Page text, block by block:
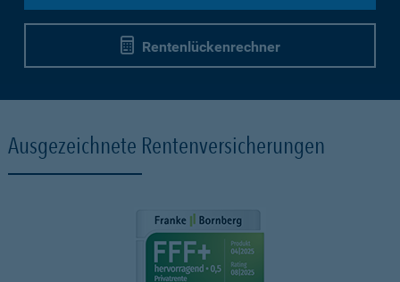
Rentenlückenrechner
Ausgezeichnete Rentenversicherungen